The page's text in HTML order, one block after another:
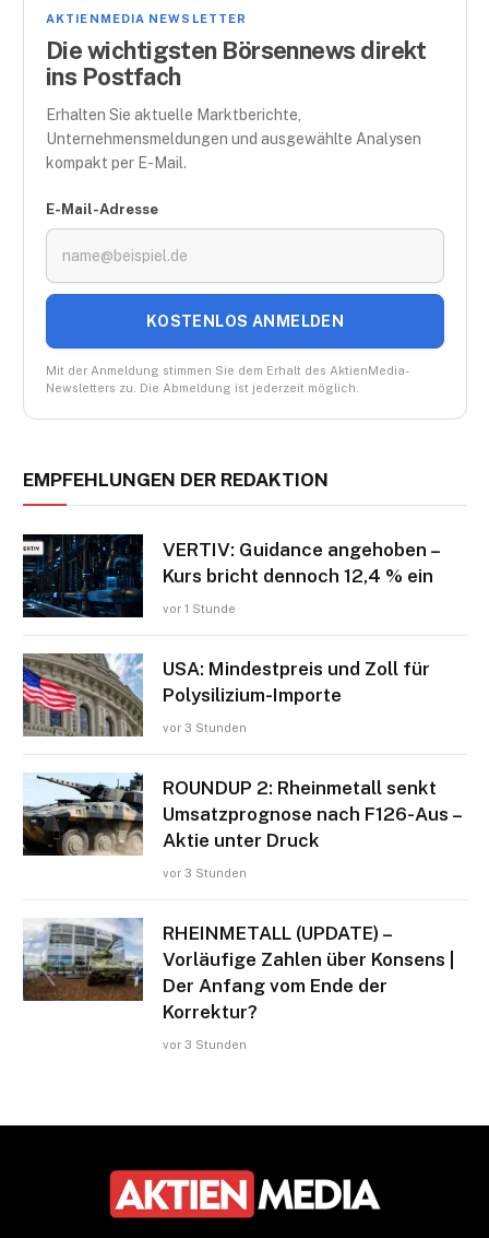
AKTIENMEDIA NEWSLETTER
Die wichtigsten Börsennews direkt
ins Postfach
Erhalten Sie aktuelle Marktberichte,
Unternehmensmeldungen und ausgewählte Analysen
kompakt per E-Mail.
E-Mail-Adresse
KOSTENLOS ANMELDEN
Mit der Anmeldung stimmen Sie dem Erhalt des AktienMedia-
Newsletters zu. Die Abmeldung ist jederzeit möglich.
EMPFEHLUNGEN DER REDAKTION
VERTIV: Guidance angehoben –
Kurs bricht dennoch 12,4 % ein
vor 1 Stunde
USA: Mindestpreis und Zoll für
Polysilizium-Importe
vor 3 Stunden
ROUNDUP 2: Rheinmetall senkt
Umsatzprognose nach F126-Aus –
Aktie unter Druck
vor 3 Stunden
RHEINMETALL (UPDATE) –
Vorläufige Zahlen über Konsens |
Der Anfang vom Ende der
Korrektur?
vor 3 Stunden